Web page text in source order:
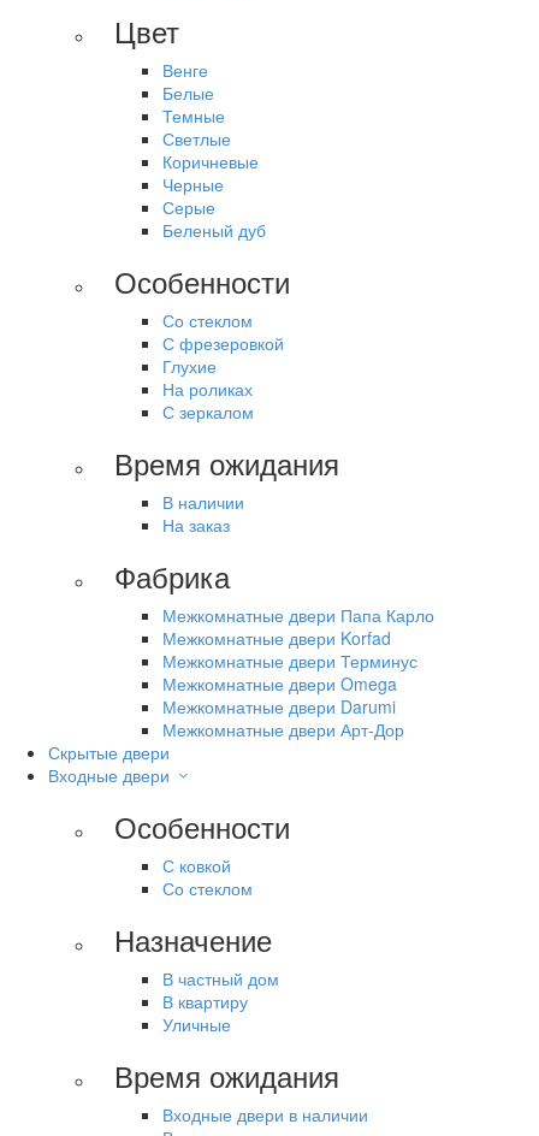
Цвет
Венге
Белые
Темные
Светлые
Коричневые
Черные
Серые
Беленый дуб
Особенности
Со стеклом
С фрезеровкой
Глухие
На роликах
С зеркалом
Время ожидания
В наличии
На заказ
Фабрика
Межкомнатные двери Папа Карло
Межкомнатные двери Korfad
Межкомнатные двери Терминус
Межкомнатные двери Omega
Межкомнатные двери Darumi
Межкомнатные двери Арт-Дор
Скрытые двери
Входные двери
Особенности
С ковкой
Со стеклом
Назначение
В частный дом
В квартиру
Уличные
Время ожидания
Входные двери в наличии